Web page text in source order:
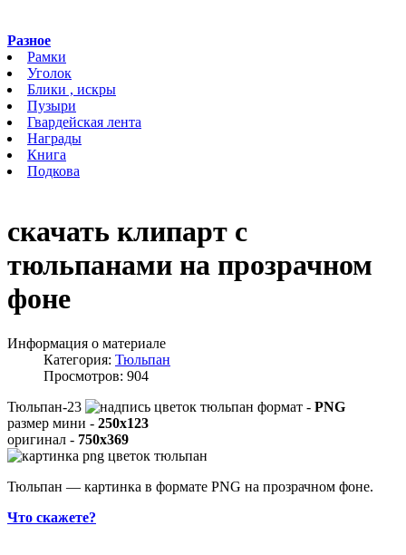
Разное
Рамки
Уголок
Блики , искры
Пузыри
Гвардейская лента
Награды
Книга
Подкова
скачать клипарт с
тюльпанами на прозрачном
фоне
Информация о материале
Категория: Тюльпан
Просмотров: 904
Тюльпан-23
формат - PNG
размер мини - 250x123
оригинал - 750x369
Тюльпан — картинка в формате PNG на прозрачном фоне.
Что скажете?